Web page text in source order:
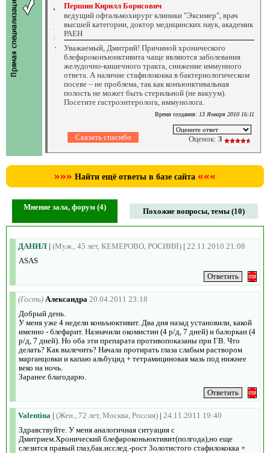
Першин Кирилл Борисович
ведущий офтальмохирург клиники "Эксимер", врач
высшей категории, доктор медицинских наук, академик
РАЕН
Уважаемый, Дмитрий! Причиной хронического
блефароконъюнктивита чаще являются заболевания
желудочно-кишечного тракта, снижение иммунного
ответа. А наличие стафилококка в бактериологическом
посеве – не проблема, так как конъюнктивальная
полость не может быть стерильной (не вакуум).
Посетите гастроэнтеролога, иммунолога.
Время создания: 13 Января 2010 16:11
Оценок: 3
»»» Найти ещё ответы в базе сайта «««
Мнение зала, форум (4) Похожие вопросы, темы (10)
ДАНИЛ | (Муж., 45 лет, КЕМЕРОВО, РОСИИЯ) | 22.11.2010 21:08
ASAS
(Гость) Александра 20.04.2011 23:18
Добрый день.
У меня уже 4 недели коньъюктивит. Два дня назад установили, какой
именно - блефарит. Назначили окомистин (4 р/д, 7 дней) и балоркан (4
р/д, 7 дней). Но оба эти препарата противопоказаны при ГВ. Что
делать? Как вылечить? Начала протирать глаза слабым раствором
марганцовки и капаю альбуцид + тетрамициновая мазь под нижнее
веко на ночь.
Заранее благодарю.
Valentina | (Жен., 72 лет, Москва, Россия) | 24.11.2011 19:40
Здравствуйте. У меня аналогичная ситуация с
Дмитрием.Хронический блефароконьюктивит(полгода),но еще
слезится правый глаз,бак.исслед.-рост Золотистого стафилококка +